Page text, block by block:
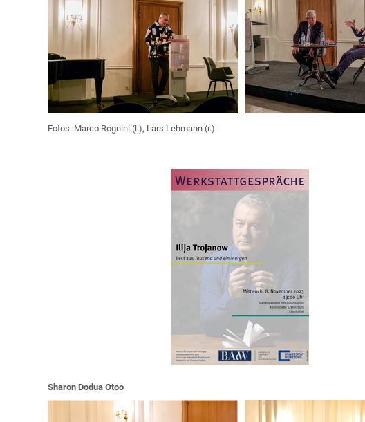
Fotos: Marco Rognini (l.), Lars Lehmann (r.)
Sharon Dodua Otoo